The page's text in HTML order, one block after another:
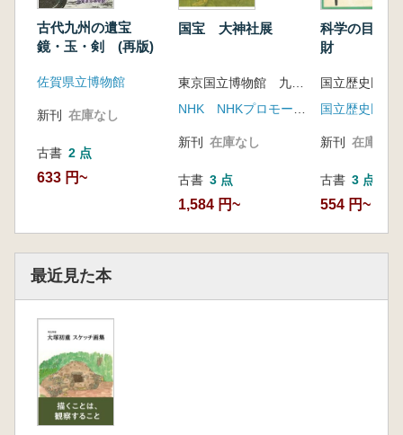
古代九州の遺宝
鏡・玉・剣 (再版)
佐賀県立博物館
新刊 在庫なし
古書 2 点
633 円~
国宝 大神社展
新刊 在庫なし
古書 3 点
1,584 円~
科学の目で
財
国立歴史民俗
新刊 在庫なし
古書 3 点
554 円~
最近見た本